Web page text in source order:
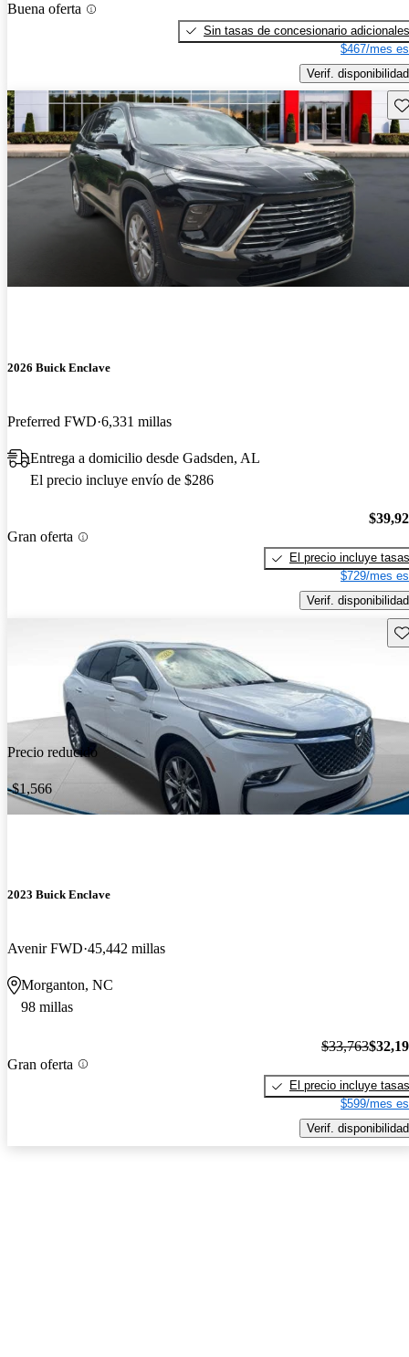
Buena oferta
Sin tasas de concesionario adicionales
$467/mes
Verif. disponibilidad
2026 Buick Enclave
Preferred FWD 6,331 millas
Entrega a domicilio desde Gadsden, AL
El precio incluye envío de $286
Gran oferta
El precio incluye tasas
$729/mes
Verif. disponibilidad
Precio reducido
-$1,566
2023 Buick Enclave
Avenir FWD 45,442 millas
Morganton, NC
98 millas
Gran oferta
$33,763
El precio incluye tasas
$599/mes
Verif. disponibilidad